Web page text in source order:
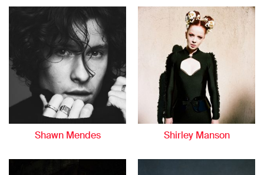
Shawn Mendes Shirley Manson